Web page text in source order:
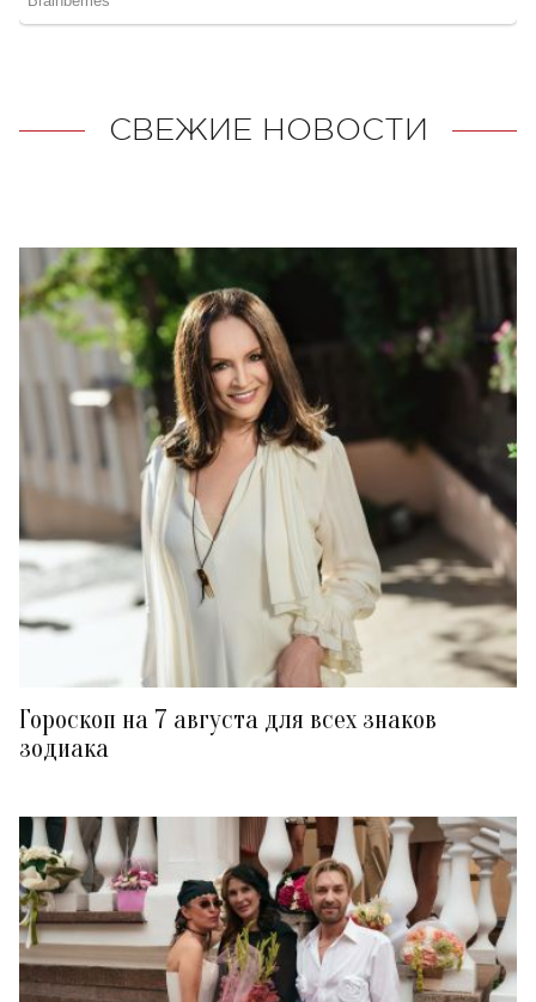
СВЕЖИЕ НОВОСТИ
Гороскоп на 7 августа для всех знаков
зодиака